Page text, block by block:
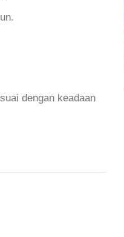
dengan keadaan